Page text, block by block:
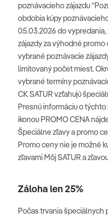
poznávacieho zájazdu
obdobia kúpy
05.03.2026 do
zájazdy za výhodné
vybrané poznávacie
limitovaný počet miest.
vybrané termíny
CK SATUR vzťahujú
Presnú informáciu o
ikonou PROMO CENA
Špeciálne zľavy a promo
Promo ceny nie je možné
zľavami Môj SATUR a
Záloha len 25%
Počas trvania špeciálnych